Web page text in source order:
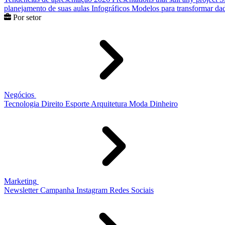
planejamento de suas aulas Infográficos Modelos para transformar
Por setor
Negócios
Tecnologia Direito Esporte Arquitetura Moda Dinheiro
Marketing
Newsletter Campanha Instagram Redes Sociais